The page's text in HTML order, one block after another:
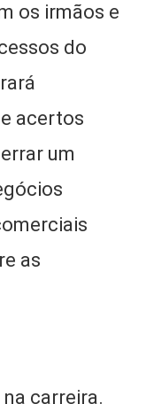
os irmãos e
do
acertos
um
as
carreira.